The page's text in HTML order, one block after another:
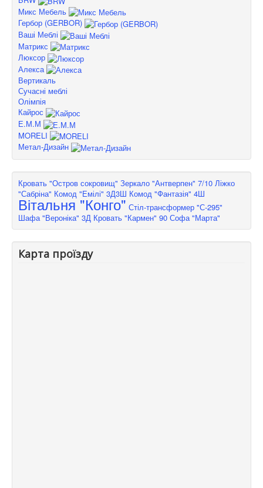
Микс Мебель
Гербор (GERBOR)
Ваші Меблі
Матрикс
Люксор
Алекса
Вертикаль
Сучасні меблі
Олімпія
Кайрос
Е.М.М
MORELI
Метал-Дизайн
Кровать "Остров сокровищ" Зеркало "Антверпен" 7/10 Ліжко
"Сабріна" Комод "Емілі" 3Д3Ш Комод "Фантазія" 4Ш
Вітальня "Конго" Стіл-трансформер "С-295"
Шафа "Вероніка" 3Д Кровать "Кармен" 90 Софа "Марта"
Карта проїзду